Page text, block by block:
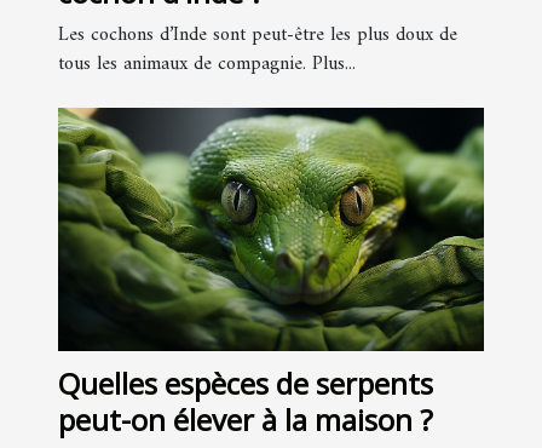
Les cochons d’Inde sont peut-être les plus doux de
tous les animaux de compagnie. Plus...
Quelles espèces de serpents
peut-on élever à la maison ?